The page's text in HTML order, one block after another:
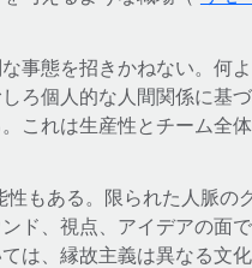
事態を招きかねない。何
ろ個人的な人間関係に基
これは生産性とチーム全
もある。限られた人脈の
ド、視点、アイデアの面
は、縁故主義は異なる文